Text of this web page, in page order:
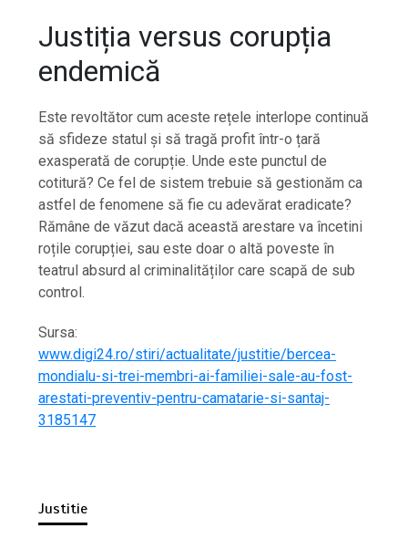
Justiția versus corupția
endemică
Este revoltător cum aceste rețele interlope continuă
să sfideze statul și să tragă profit într-o țară
exasperată de corupție. Unde este punctul de
cotitură? Ce fel de sistem trebuie să gestionăm ca
astfel de fenomene să fie cu adevărat eradicate?
Rămâne de văzut dacă această arestare va încetini
roțile corupției, sau este doar o altă poveste în
teatrul absurd al criminalităților care scapă de sub
control.
Sursa:
www.digi24.ro/stiri/actualitate/justitie/bercea-
mondialu-si-trei-membri-ai-familiei-sale-au-fost-
arestati-preventiv-pentru-camatarie-si-santaj-
3185147
Justitie